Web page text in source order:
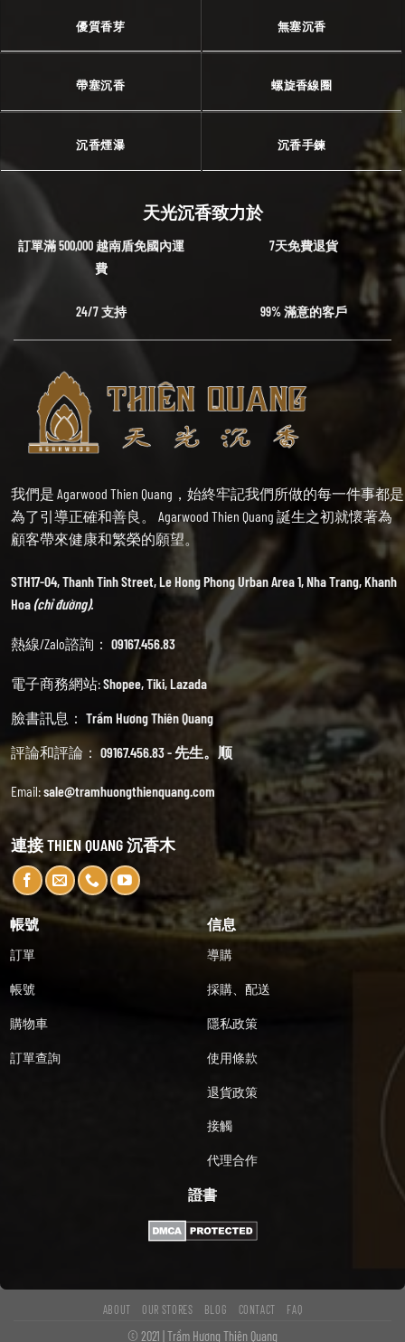
優質香芽 無塞沉香
帶塞沉香 螺旋香線圈
沉香煙瀑 沉香手鍊
天光沉香致力於
訂單滿 500,000 越南盾免國內運
費
7天免費退貨
24/7 支持 99% 滿意的客戶
我們是 Agarwood Thien Quang，始終牢記我們所做的每一件事都是
為了引導正確和善良。 Agarwood Thien Quang 誕生之初就懷著為
顧客帶來健康和繁榮的願望。
STH17-04, Thanh Tinh Street, Le Hong Phong Urban Area 1, Nha Trang, Khanh
Hoa(chỉ đường).
熱線/Zalo諮詢： 09167.456.83
電子商務網站:Shopee,Tiki,Lazada
臉書訊息： Trầm Hương Thiên Quang
評論和評論： 09167.456.83 - 先生。顺
Email:sale@tramhuongthienquang.com
連接 THIEN QUANG 沉香木
帳號
訂單
帳號
購物車
訂單查詢
信息
導購
採購、配送
隱私政策
使用條款
退貨政策
接觸
代理合作
證書
ABOUT OUR STORES BLOG CONTACT FAQ
© 2021 | Trầm Hương Thiên Quang